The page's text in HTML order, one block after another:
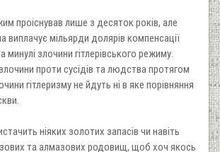
проіснував лише з десяток років, але
виплачує мільярди долярів компенсації
минулі злочини гітлерівського режиму.
проти сусідів та людства протягом
гітлеризму не йдуть ні в яке порівняння
ніяких золотих запасів чи навіть
та алмазових родовищ, щоб хоч якось